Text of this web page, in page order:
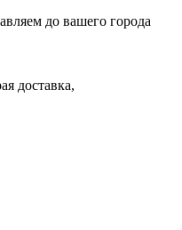
до вашего города
доставка,